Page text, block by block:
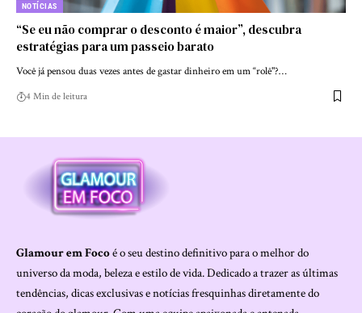
NOTÍCIAS
“Se eu não comprar o desconto é maior”, descubra
estratégias para um passeio barato
Você já pensou duas vezes antes de gastar dinheiro em um “rolê"?…
4 Min de leitura
Glamour em Focoé o seu destino definitivo para o melhor do
universo da moda, beleza e estilo de vida. Dedicado a trazer as últimas
tendências, dicas exclusivas e notícias fresquinhas diretamente do